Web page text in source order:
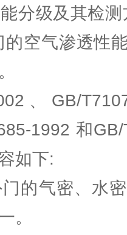
分级及其检
的空气渗透性
、GB/
1992 和
如下:
的气密、水
。